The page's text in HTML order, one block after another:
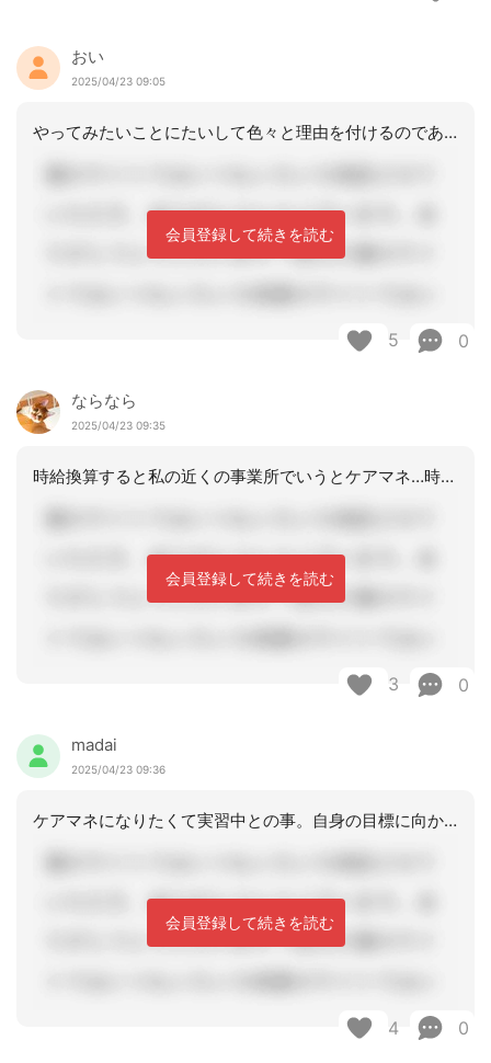
おい
2025/04/23 09:05
やってみたいことにたいして色々と理由を付けるのであれば損でしかないですよ～やって
会員登録して続きを読む
5 0
ならなら
2025/04/23 09:35
時給換算すると私の近くの事業所でいうとケアマネ…時給1500円前後看護師…時給2
会員登録して続きを読む
3 0
madai
2025/04/23 09:36
ケアマネになりたくて実習中との事。自身の目標に向かって進んでらっしゃる。 やって
会員登録して続きを読む
4 0